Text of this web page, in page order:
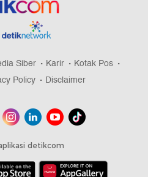
Siber Karir
Kotak Pos
Policy Disclaimer
detikcom